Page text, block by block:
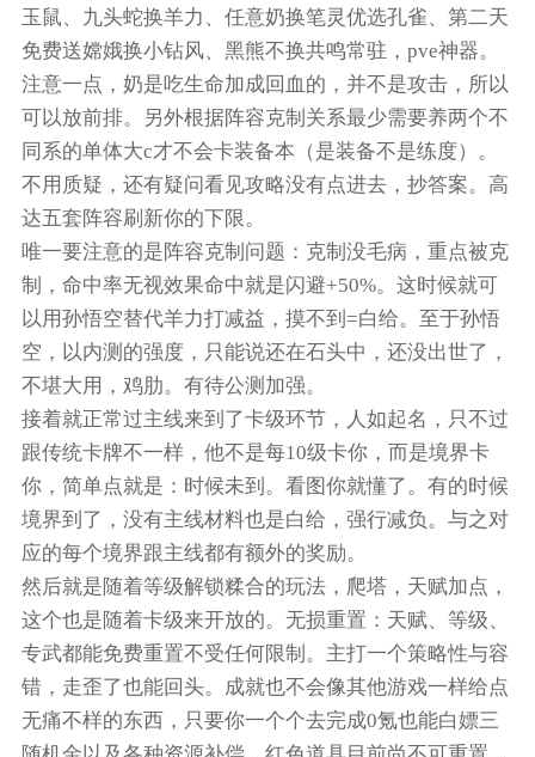
玉鼠、九头蛇换羊力、任意奶换笔灵优选孔雀、第二天
免费送嫦娥换小钻风、黑熊不换共鸣常驻，pve神器。
注意一点，奶是吃生命加成回血的，并不是攻击，所以
可以放前排。另外根据阵容克制关系最少需要养两个不
同系的单体大c才不会卡装备本（是装备不是练度）。
不用质疑，还有疑问看见攻略没有点进去，抄答案。高
达五套阵容刷新你的下限。
唯一要注意的是阵容克制问题：克制没毛病，重点被克
制，命中率无视效果命中就是闪避+50%。这时候就可
以用孙悟空替代羊力打减益，摸不到=白给。至于孙悟
空，以内测的强度，只能说还在石头中，还没出世了，
不堪大用，鸡肋。有待公测加强。
接着就正常过主线来到了卡级环节，人如起名，只不过
跟传统卡牌不一样，他不是每10级卡你，而是境界卡
你，简单点就是：时候未到。看图你就懂了。有的时候
境界到了，没有主线材料也是白给，强行减负。与之对
应的每个境界跟主线都有额外的奖励。
然后就是随着等级解锁糅合的玩法，爬塔，天赋加点，
这个也是随着卡级来开放的。无损重置：天赋、等级、
专武都能免费重置不受任何限制。主打一个策略性与容
错，走歪了也能回头。成就也不会像其他游戏一样给点
无痛不样的东西，只要你一个个去完成0氪也能白嫖三